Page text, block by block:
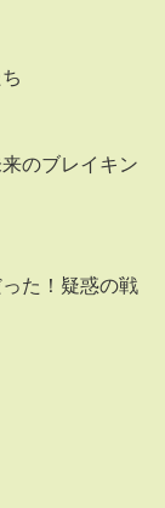
のブレイキン
た！疑惑の戦